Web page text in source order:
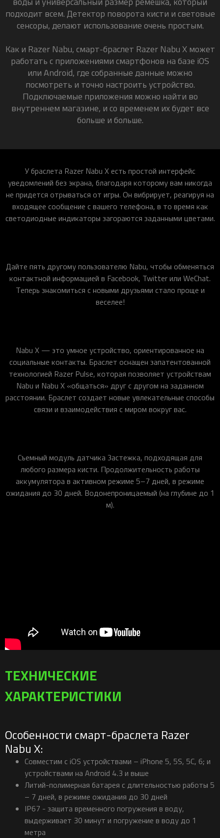
подходит всем. Детектор поворота кисти и световые
сенсоры, делают использование очень простым.
Как и Razer Nabu, смарт-браслет Razer Nabu X может
работать с приложениями смартфонов на базе iOS
или Android, где собранные данные можно
посмотреть и точно настроить устройство.
Подключаемые приложения можно найти во
внутреннем магазине, и со временем их будет все
больше и больше.
У браслета Razer Nabu X есть простой интерфейс
уведомлений без экрана, благодаря которому вам никогда
не придется отрываться от игры. Он вибрирует, реагируя на
входящее сообщение с вашего телефона, в то время как
светодиодные индикаторы загораются заданными цветами.
Дайте пять другому пользователю Nabu, чтобы обменяться
контактной информацией в Facebook, Twitter или WeChat.
Теперь знакомиться с новыми друзьями стало проще и
веселее!
Nabu X — это умное устройство, ориентированное на
социальные контакты. Браслет оснащен запатентованной
технологией Razer Pulse, которая позволяет устройствам
Nabu и Nabu X «общаться» друг с другом на заданном
расстоянии. Браслет создает новые увлекательные способы
связи и взаимодействия с миром вокруг вас.
Съемный модуль датчика Застежка, подходящая для
любого размера кисти. Продолжительность работы
аккумулятора в активном режиме 5–7 дней, в режиме
ожидания до 30 дней. Водонепроницаемый (на глубине до 1
м).
ТЕХНИЧЕСКИЕ
ХАРАКТЕРИСТИКИ
Особенности смарт-браслета Razer
Nabu X:
Совместим с iOS устройствами – iPhone 5, 5S, 5C, 6; и
устройствами на Android 4.3 и выше
Литий-полимерная батарея с длительностью работы 5
– 7 дней, в режиме ожидания до 30 дней
IP67 - защита временного погружения в воду,
выдерживает 30 минут и погружение в воду до 1
метра